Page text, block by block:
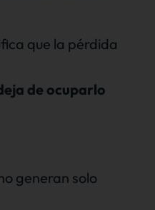
que la pérdida
de ocuparlo
generan solo